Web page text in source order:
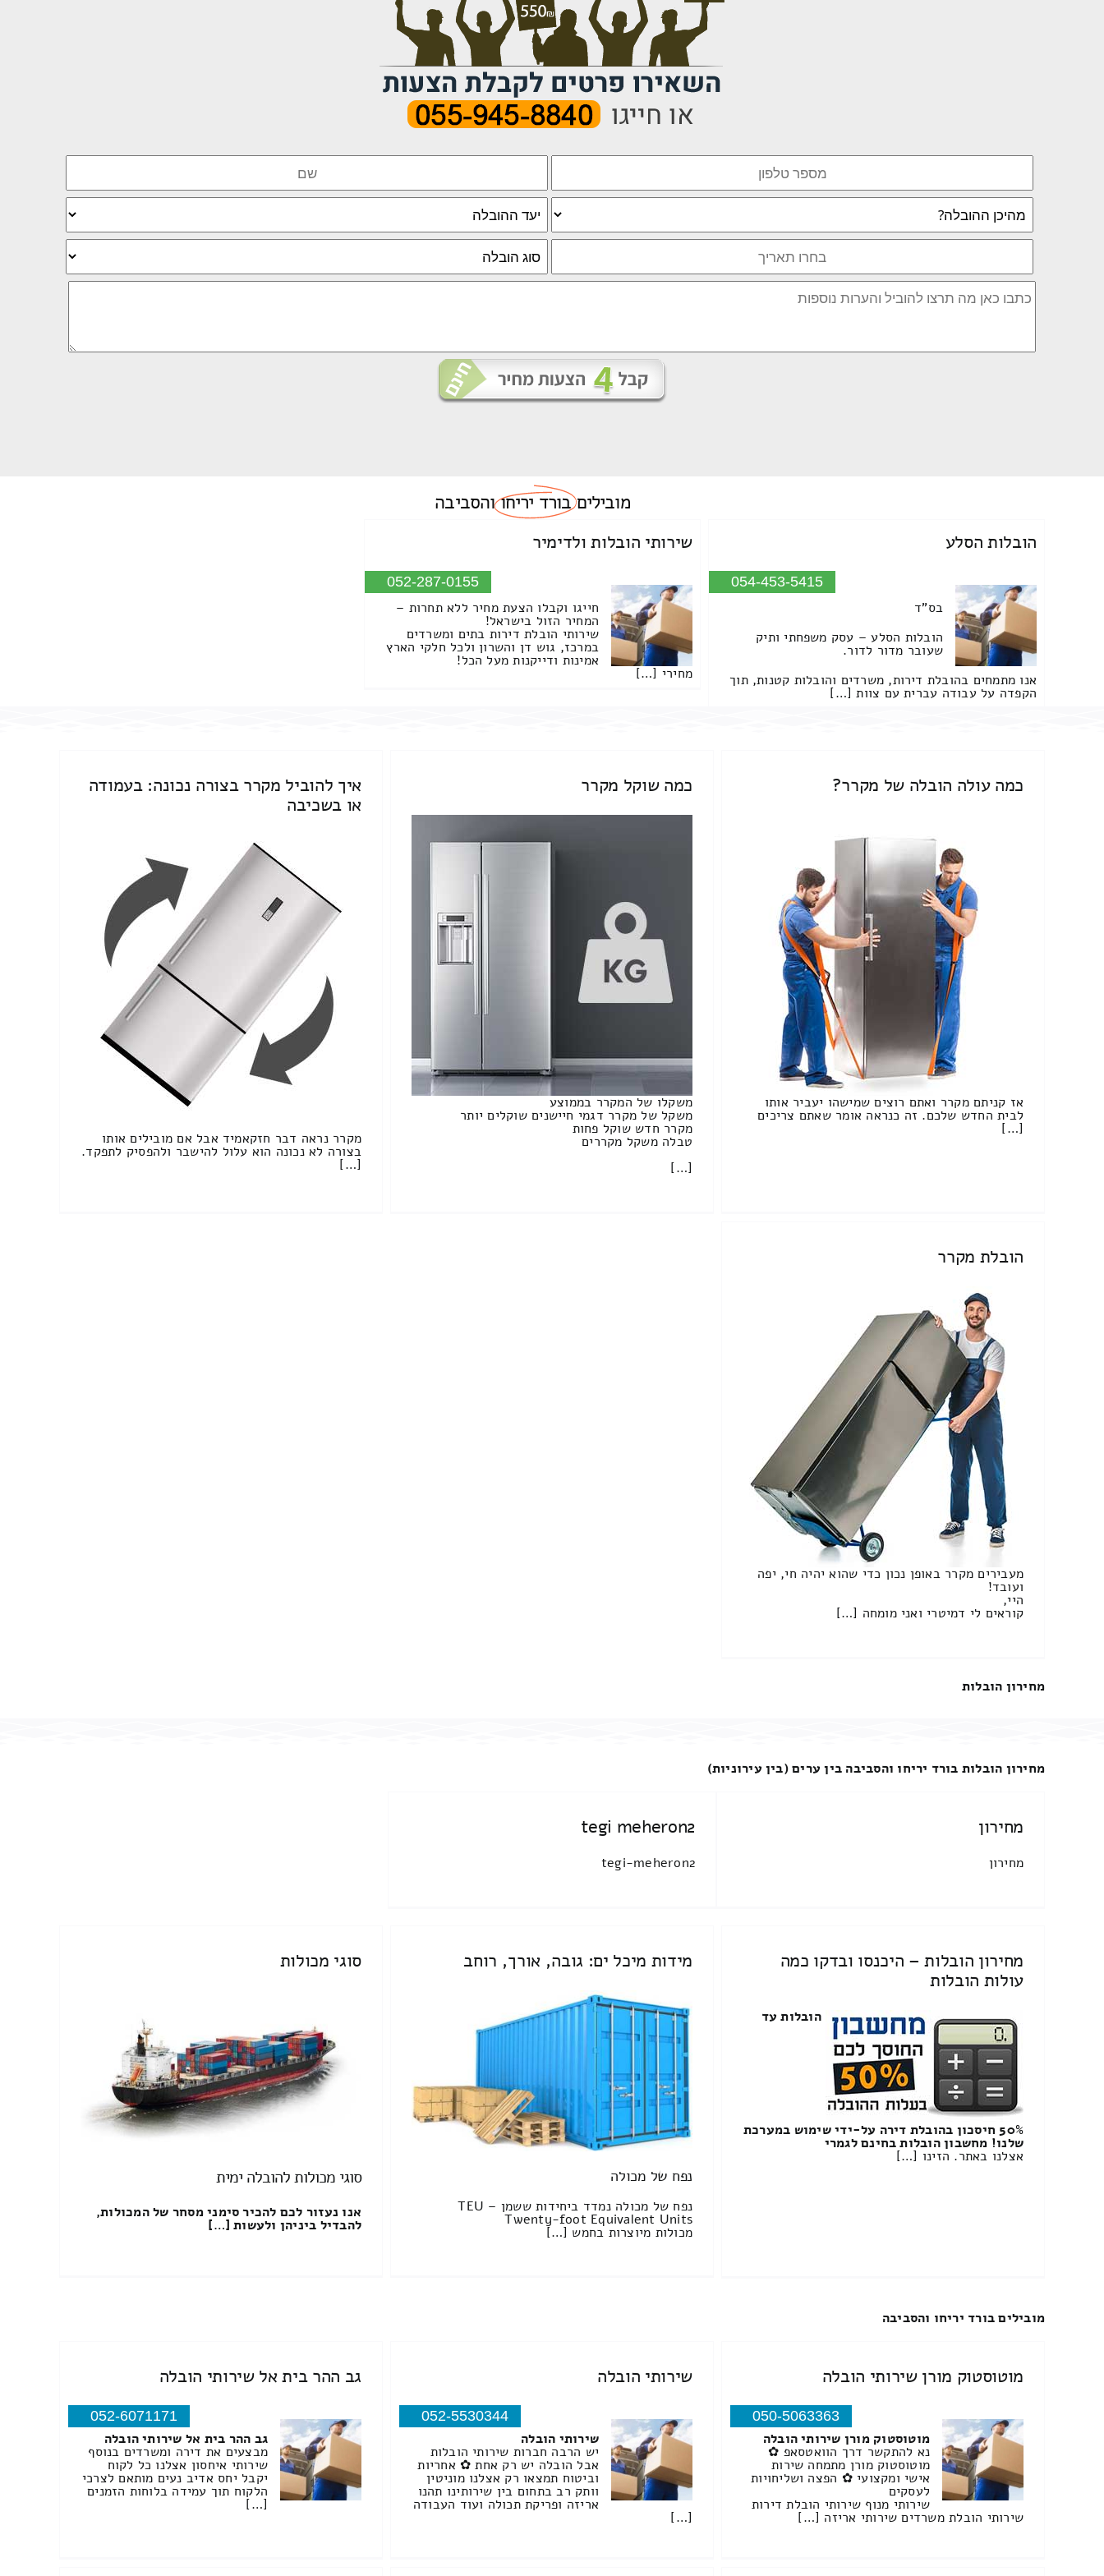
מוביליםבורד יריחווהסביבה
הובלות הסלע
054-453-5415
בס"ד
הובלות הסלע – עסק משפחתי ותיק
שעובר מדור לדור.
אנו מתמחים בהובלת דירות, משרדים והובלות קטנות, תוך
הקפדה על עבודה עברית עם צוות […]
שירותי הובלות ולדימיר
052-287-0155
חייגו וקבלו הצעת מחיר ללא תחרות –
המחיר הזול בישראל!
שירותי הובלת דירות בתים ומשרדים
במרכז, גוש דן והשרון ולכל חלקי הארץ
אמינות ודייקנות מעל הכל!
מחירי […]
כמה עולה הובלה של מקרר?
אז קניתם מקרר ואתם רוצים שמישהו יעביר אותו
לבית החדש שלכם. זה כנראה אומר שאתם צריכים
[…]
כמה שוקל מקרר
משקלו של המקרר בממוצע
משקל של מקרר דגמי חיישנים שוקלים יותר
מקרר חדש שוקל פחות
טבלה משקל מקררים
[…]
איך להוביל מקרר בצורה נכונה: בעמודה
או בשכיבה
מקרר נראה דבר חזקאמיד אבל אם מובילים אותו
בצורה לא נכונה הוא עלול להישבר ולהפסיק לתפקד.
[…]
הובלת מקרר
מעבירים מקרר באופן נכון כדי שהוא יהיה חי, יפה
ועובד!
היי,
קוראים לי דמיטרי ואני מומחה […]
מחירון הובלות
מחירון הובלות בורד יריחו והסביבה בין ערים (בין עירוניות)
מחירון
מחירון
tegi meheron2
tegi-meheron2
מחירון הובלות – היכנסו ובדקו כמה
עולות הובלות
הובלות עד
50% חיסכון בהובלת דירה על-ידי שימוש במערכת
שלנו! מחשבון הובלות בחינם לגמרי
אצלנו באתר. הזינו […]
מידות מיכל ים: גובה, אורך, רוחב
נפח של מכולה
נפח של מכולה נמדד ביחידות ששמן TEU –
Twenty-foot Equivalent Units
מכולות מיוצרות בחמש […]
סוגי מכולות
סוגי מכולות להובלה ימית
אנו נעזור לכם להכיר סימני מסחר של המכולות,
להבדיל ביניהן ולעשות […]
מובילים בורד יריחו והסביבה
מוטוסטוק מורן שירותי הובלה
050-5063363
מוטוסטוק מורן שירותי הובלה
נא להתקשר דרך הוואטסאפ ✿
מוטוסטוק מורן מתמחה שירות
אישי ומקצועי ✿ הפצה ושליחויות
לעסקים
שירותי מנוף שירותי הובלת דירות
שירותי הובלת משרדים שירותי אריזה […]
שירותי הובלה
052-5530344
שירותי הובלה
יש הרבה חברות שירותי הובלות
אבל הובלה יש רק אחת ✿ אחריות
וביטוח תמצאו רק אצלנו מוניטין
וותק רב בתחום בין שירותינו תהנו
אריזה ופריקת תכולה ועוד העבודה
[…]
גב ההר בית אל שירותי הובלה
052-6071171
גב ההר בית אל שירותי הובלה
מבצעים את דירה ומשרדים בנוסף
שירותי איחסון אצלנו כל לקוח
יקבל יחס אדיב נעים מותאם לצרכי
הלקוח תוך עמידה בלוחות הזמנים
[…]